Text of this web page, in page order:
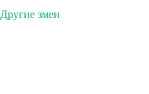
Другие змеи